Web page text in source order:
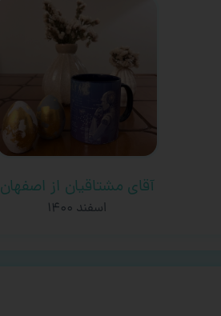
آقای مشتاقیان از اصفهان
اسفند ۱۴۰۰